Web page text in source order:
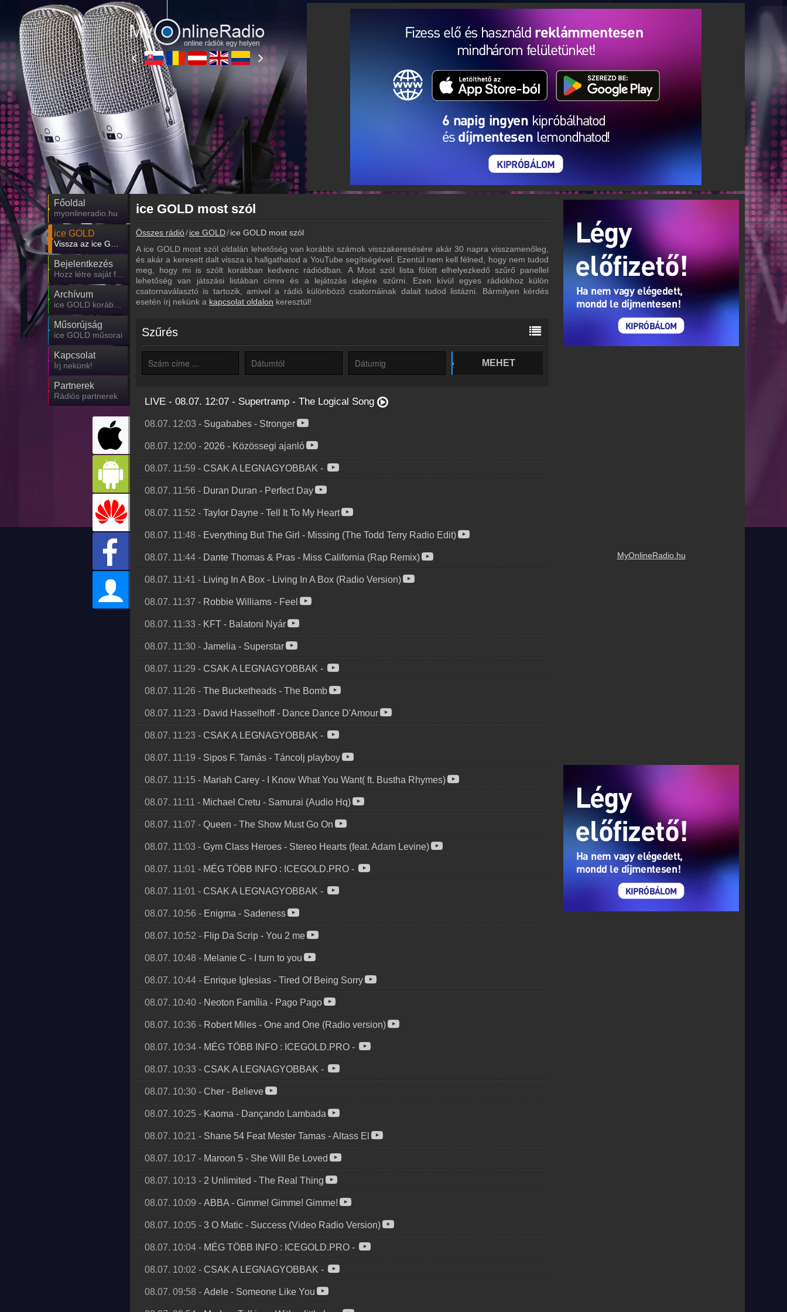
Főoldal
myonlineradio.hu
ice GOLD
Bejelentkezés
Archívum
Műsorújság
ice GOLD műsorai
Kapcsolat
Írj nekünk!
Partnerek
Rádiós partnerek
MyOnlineRadio.hu
ice GOLD most szól
Összes rádió ice GOLD ice GOLD most szól
A ice GOLD most szól oldalán lehetőség van korábbi számok visszakeresésére akár 30 napra visszamenőleg,
és akár a keresett dalt vissza is hallgathatod a YouTube segítségével. Ezentúl nem kell félned, hogy nem tudod
meg, hogy mi is szólt korábban kedvenc rádiódban. A Most szól lista fölött elhelyezkedő szűrő panellel
lehetőség van játszási listában címre és a lejátszás idejére szűrni. Ezen kívül egyes rádiókhoz külön
csatornaválasztó is tartozik, amivel a rádió különböző csatornáinak dalait tudod listázni. Bármilyen kérdés
esetén írj nekünk a kapcsolat oldalon keresztül!
Szűrés
MEHET
LIVE - 08.07. 12:07 - Supertramp - The Logical Song
08.07. 12:03 - Sugababes - Stronger
08.07. 12:00 - 2026 - Közössegi ajanló
08.07. 11:59 - CSAK A LEGNAGYOBBAK -
08.07. 11:56 - Duran Duran - Perfect Day
08.07. 11:52 - Taylor Dayne - Tell It To My Heart
08.07. 11:48 - Everything But The Girl - Missing (The Todd Terry Radio Edit)
08.07. 11:44 - Dante Thomas & Pras - Miss California (Rap Remix)
08.07. 11:41 - Living In A Box - Living In A Box (Radio Version)
08.07. 11:37 - Robbie Williams - Feel
08.07. 11:33 - KFT - Balatoni Nyár
08.07. 11:30 - Jamelia - Superstar
08.07. 11:29 - CSAK A LEGNAGYOBBAK -
08.07. 11:26 - The Bucketheads - The Bomb
08.07. 11:23 - David Hasselhoff- Dance Dance D'Amour
08.07. 11:23 - CSAK A LEGNAGYOBBAK -
08.07. 11:19 - Sipos F. Tamás - Táncolj playboy
08.07. 11:15 - Mariah Carey - I Know What You Want( ft. Bustha Rhymes)
08.07. 11:11 - Michael Cretu - Samurai (Audio Hq)
08.07. 11:07 - Queen - The Show Must Go On
08.07. 11:03 - Gym Class Heroes - Stereo Hearts (feat. Adam Levine)
08.07. 11:01 - MÉG TÖBB INFO : ICEGOLD.PRO -
08.07. 11:01 - CSAK A LEGNAGYOBBAK -
08.07. 10:56 - Enigma - Sadeness
08.07. 10:52 - Flip Da Scrip - You 2 me
08.07. 10:48 - Melanie C - I turn to you
08.07. 10:44 - Enrique Iglesias - Tired Of Being Sorry
08.07. 10:40 - Neoton Família - Pago Pago
08.07. 10:36 - Robert Miles - One and One (Radio version)
08.07. 10:34 - MÉG TÖBB INFO : ICEGOLD.PRO -
08.07. 10:33 - CSAK A LEGNAGYOBBAK -
08.07. 10:30 - Cher - Believe
08.07. 10:25 - Kaoma - Dançando Lambada
08.07. 10:21 - Shane 54 Feat Mester Tamas -Altass El
08.07. 10:17 - Maroon 5 - She Will Be Loved
08.07. 10:13 - 2 Unlimited - The Real Thing
08.07. 10:09 - ABBA - Gimme! Gimme! Gimme!
08.07. 10:05 - 3 O Matic - Success (Video Radio Version)
08.07. 10:04 - MÉG TÖBB INFO : ICEGOLD.PRO -
08.07. 10:02 - CSAK A LEGNAGYOBBAK -
08.07. 09:58 - Adele - Someone Like You